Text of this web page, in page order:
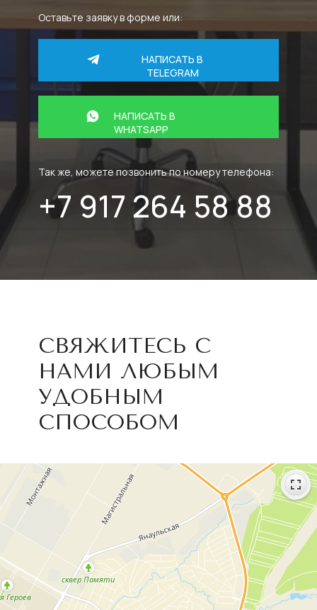
НАПИСАТЬ В
TELEGRAM
+7 917 264 58 88
НАПИСАТЬ В
WHATSAPP
Оставьте заявку в форме или:
Так же, можете позвонить по номеру телефона:
СВЯЖИТЕСЬ С
НАМИ ЛЮБЫМ
УДОБНЫМ
СПОСОБОМ